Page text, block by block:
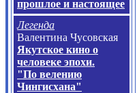
прошлое и настоящее
Легенда
Валентина Чусовская
Якутское кино о
человеке эпохи.
"По велению
Чингисхана"